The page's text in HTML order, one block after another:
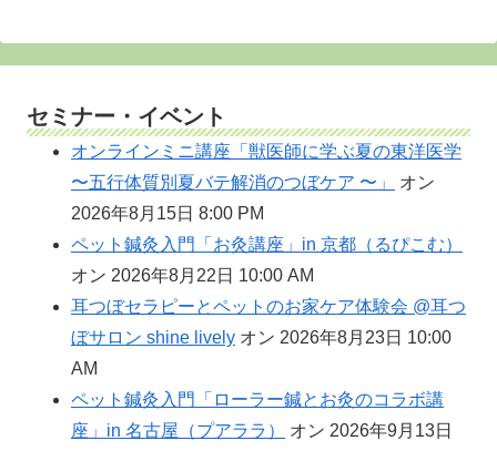
セミナー・イベント
オンラインミニ講座「獣医師に学ぶ夏の東洋医学
〜五行体質別夏バテ解消のつぼケア 〜」
オン
2026年8月15日 8:00 PM
ペット鍼灸入門「お灸講座」in 京都（るぴこむ）
オン 2026年8月22日 10:00 AM
耳つぼセラピーとペットのお家ケア体験会 @耳つ
ぼサロン shine lively オン 2026年8月23日 10:00
AM
ペット鍼灸入門「ローラー鍼とお灸のコラボ講
座」in 名古屋（プアララ）
オン 2026年9月13日